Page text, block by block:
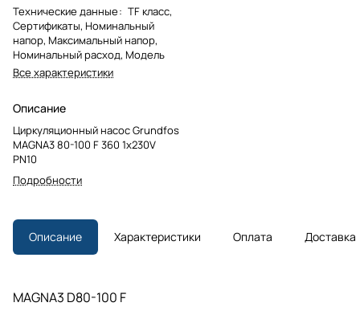
Технические данные: TF класс,
Сертификаты, Номинальный
напор, Максимальный напор,
Номинальный расход, Модель
Все характеристики
Описание
Циркуляционный насос Grundfos
MAGNA3 80-100 F 360 1x230V
PN10
Подробности
Описание Характеристики Оплата Доставка
MAGNA3 D80-100 F